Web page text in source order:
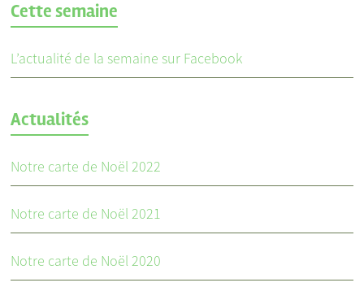
Cette semaine
L’actualité de la semaine sur Facebook
Actualités
Notre carte de Noël 2022
Notre carte de Noël 2021
Notre carte de Noël 2020